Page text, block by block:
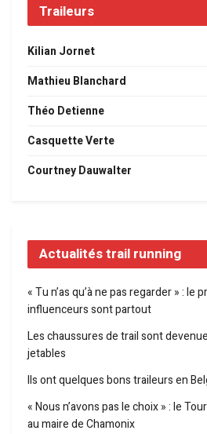
Traileurs
Kilian Jornet
Mathieu Blanchard
Théo Detienne
Casquette Verte
Courtney Dauwalter
Actualités trail running
« Tu n’as qu’à ne pas regarder » : le
influenceurs sont partout
Les chaussures de trail sont
jetables
Ils ont quelques bons traileurs en
« Nous n’avons pas le choix » : le
au maire de Chamonix